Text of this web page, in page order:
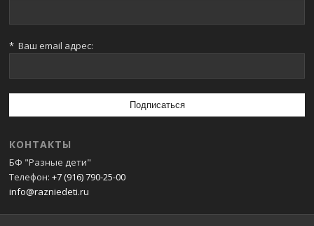
* Ваш email адрес:
КОНТАКТЫ
БФ "Разные дети"
Телефон: +7 (916) 790-25-00
info@razniedeti.ru